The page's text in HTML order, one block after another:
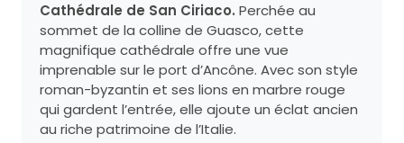
Cathédrale de San Ciriaco. Perchée au
sommet de la colline de Guasco, cette
magnifique cathédrale offre une vue
imprenable sur le port d’Ancône. Avec son style
roman-byzantin et ses lions en marbre rouge
qui gardent l’entrée, elle ajoute un éclat ancien
au riche patrimoine de l’Italie.